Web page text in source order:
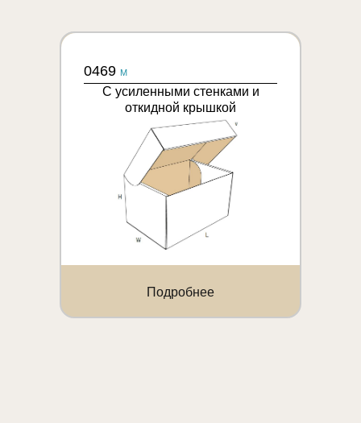
0469 M
С усиленными стенками и
откидной крышкой
Подробнее